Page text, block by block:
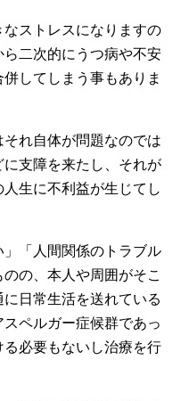
ストレスになりますの
二次的にうつ病や不安
してしまう事もありま
れ自体が問題なのでは
支障を来たし、それが
生に不利益が生じてし
「人間関係のトラブル
の、本人や周囲がそこ
日常生活を送れている
ペルガー症候群であっ
必要もないし治療を行